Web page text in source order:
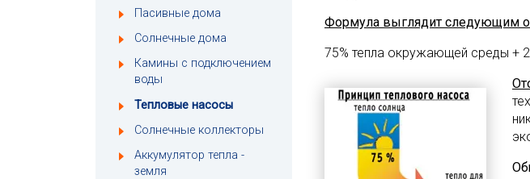
Формула выглядит следующим
75% тепла окружающей среды +
Пасивные дома
Солнечные дома
Камины с подключением
воды
Тепловые насосы
Солнечные коллекторы
Аккумулятор тепла -
земля